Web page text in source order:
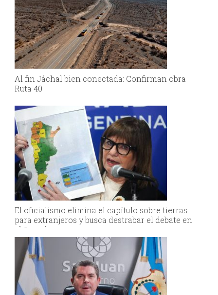
Al fin Jáchal bien conectada: Confirman obra
Ruta 40
El oficialismo elimina el capítulo sobre tierras
para extranjeros y busca destrabar el debate en
el Senado